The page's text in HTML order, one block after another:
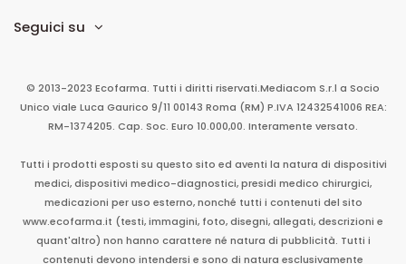
Seguici su
© 2013-2023 Ecofarma. Tutti i diritti riservati.Mediacom S.r.l a Socio
Unico viale Luca Gaurico 9/11 00143 Roma (RM) P.IVA 12432541006 REA:
RM-1374205. Cap. Soc. Euro 10.000,00. Interamente versato.
Tutti i prodotti esposti su questo sito ed aventi la natura di dispositivi
medici, dispositivi medico-diagnostici, presidi medico chirurgici,
medicazioni per uso esterno, nonché tutti i contenuti del sito
www.ecofarma.it (testi, immagini, foto, disegni, allegati, descrizioni e
quant'altro) non hanno carattere né natura di pubblicità. Tutti i
contenuti devono intendersi e sono di natura esclusivamente